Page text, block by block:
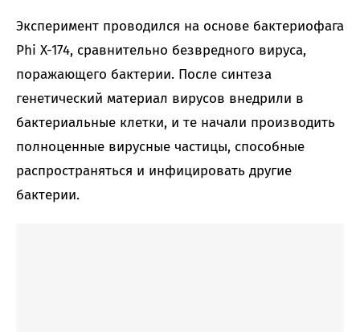
Эксперимент проводился на основе бактериофага
Phi X-174, сравнительно безвредного вируса,
поражающего бактерии. После синтеза
генетический материал вирусов внедрили в
бактериальные клетки, и те начали производить
полноценные вирусные частицы, способные
распространяться и инфицировать другие
бактерии.